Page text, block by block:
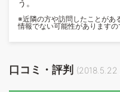
う。
※近隣の方や訪問したことがあ
情報でない可能性がありますの
口コミ・評判 (2018.5.22